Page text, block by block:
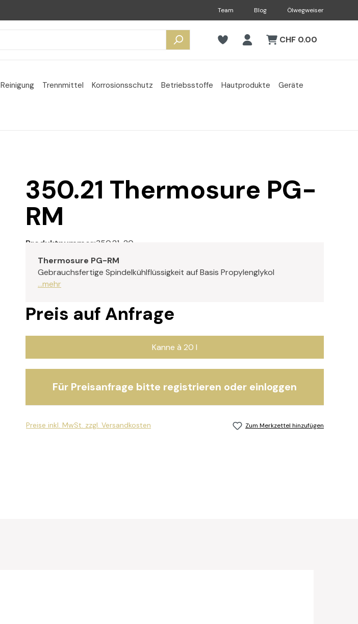
Team Blog Ölwegweiser
CHF 0.00
Reinigung Trennmittel Korrosionsschutz Betriebsstoffe Hautprodukte
Geräte
350.21 Thermosure PG-
RM
Produktnummer:350.21-20
Thermosure PG-RM
Gebrauchsfertige Spindelkühlflüssigkeit auf Basis Propylenglykol
...mehr
Preis auf Anfrage
Kanne à 20 l
Für Preisanfrage bitte registrieren oder einloggen
Preise inkl. MwSt. zzgl. Versandkosten Zum Merkzettel hinzufügen